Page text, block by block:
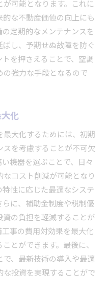
可能となります。これに
な不動産価値の向上にも
定期的なメンテナンスを
し、予期せぬ故障を防ぐ
を押さえることで、空調
強力な手段となるので
化
大化するためには、初期
を考慮することが不可欠
機器を選ぶことで、日々
コスト削減が可能となり
性に応じた最適なシステ
に、補助金制度や税制優
の負担を軽減することが
事の費用対効果を最大化
とができます。最後に、
、最新技術の導入や最適
投資を実現することがで